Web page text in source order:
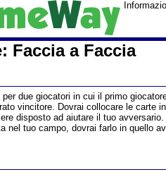
Faccia a Faccia
due giocatori in cui il primo
vincitore. Dovrai collocare le carte
disposto ad aiutare il tuo
nel tuo campo, dovrai farlo in quello